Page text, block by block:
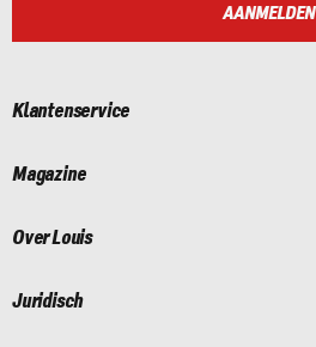
AANMELDEN
Klantenservice
Magazine
Over Louis
Juridisch